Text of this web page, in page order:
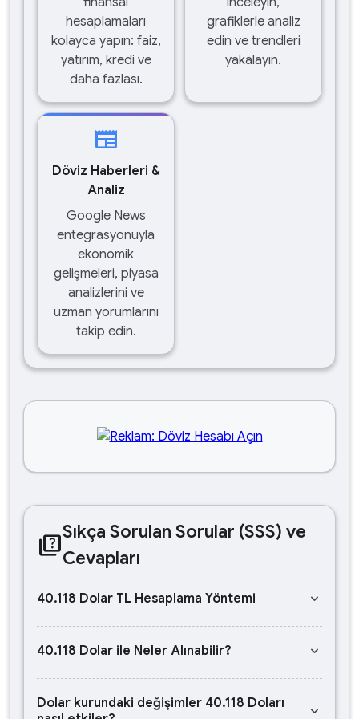
hesaplamaları
kolayca yapın: faiz,
yatırım, kredi ve
daha fazlası.
grafiklerle analiz
edin ve trendleri
yakalayın.
newspaper
Döviz Haberleri &
Analiz
Google News
entegrasyonuyla
ekonomik
gelişmeleri, piyasa
analizlerini ve
uzman yorumlarını
takip edin.
quizSıkça Sorulan Sorular (SSS) ve
Cevapları
40.118 Dolar TL Hesaplama Yöntemi keyboard_arrow_down
40.118 Dolar ile Neler Alınabilir? keyboard_arrow_down
Dolar kurundaki değişimler 40.118 Doları
keyboard_arrow_down